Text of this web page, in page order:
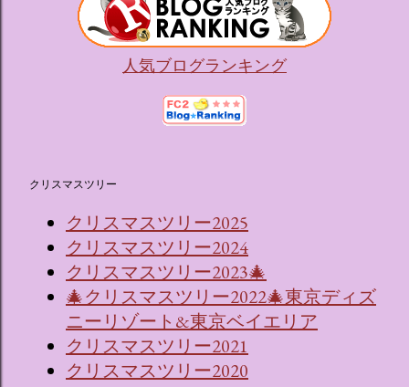
人気ブログランキング
クリスマスツリー
クリスマスツリー2025
クリスマスツリー2024
クリスマスツリー2023🎄
🎄クリスマスツリー2022🎄東京ディズ
ニーリゾート&東京ベイエリア
クリスマスツリー2021
クリスマスツリー2020